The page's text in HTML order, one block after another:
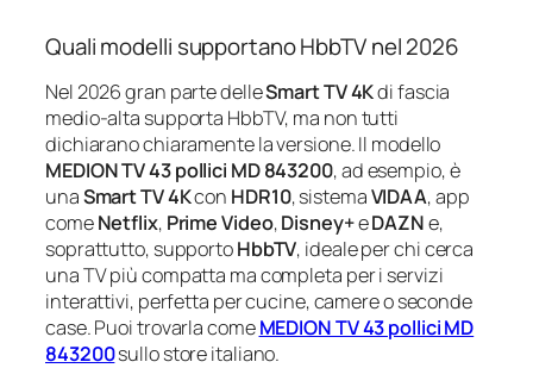
Quali modelli supportano HbbTV nel 2026
Nel 2026 gran parte delleSmart TV 4Kdi fascia
medio‑alta supporta HbbTV, ma non tutti
dichiarano chiaramente la versione. Il modello
MEDION TV 43 pollici MD 843200, ad esempio, è
unaSmart TV 4Kcon HDR10, sistemaVIDAA, app
comeNetflix, Prime Video,Disney+eDAZNe,
soprattutto, supportoHbbTV, ideale per chi cerca
una TV più compatta ma completa per i servizi
interattivi, perfetta per cucine, camere o seconde
case. Puoi trovarla comeMEDION TV 43 pollici MD
843200sullo store italiano.